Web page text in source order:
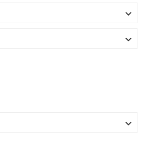


